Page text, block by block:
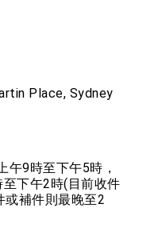
Place, Sydney
午9時至下午5時，
下午2時(目前收件
或補件則最晚至2